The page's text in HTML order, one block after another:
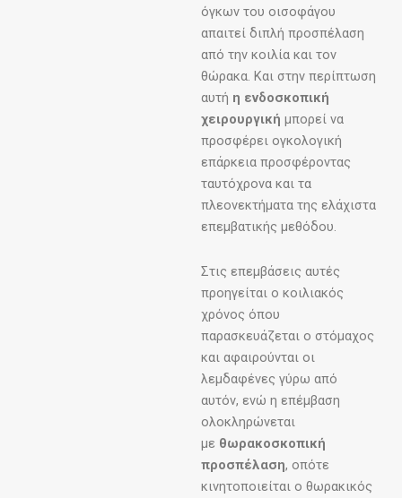
όγκων του οισοφάγου
απαιτεί διπλή προσπέλαση
από την κοιλία και τον
θώρακα. Και στην περίπτωση
αυτή η ενδοσκοπική
χειρουργική μπορεί να
προσφέρει ογκολογική
επάρκεια προσφέροντας
ταυτόχρονα και τα
πλεονεκτήματα της ελάχιστα
επεμβατικής μεθόδου.
Στις επεμβάσεις αυτές
προηγείται ο κοιλιακός
χρόνος όπου
παρασκευάζεται ο στόμαχος
και αφαιρούνται οι
λεμδαφένες γύρω από
αυτόν, ενώ η επέμβαση
ολοκληρώνεται
με θωρακοσκοπική
προσπέλαση, οπότε
κινητοποιείται ο θωρακικός